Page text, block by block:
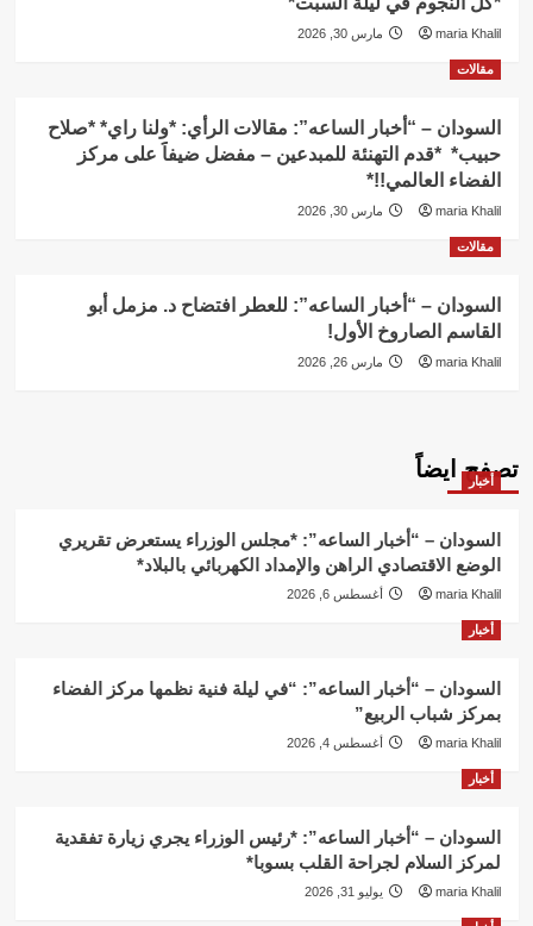
maria Khalil مارس 30, 2026
مقالات
السودان – “أخبار الساعه”: مقالات الرأي: *ولنا راي* *صلاح
حبيب* *قدم التهنئة للمبدعين – مفضل ضيفاََ على مركز
الفضاء العالمي!!*
maria Khalil مارس 30, 2026
مقالات
السودان – “أخبار الساعه”: للعطر افتضاح د. مزمل أبو
القاسم الصاروخ الأول!
maria Khalil مارس 26, 2026
تصفح ايضاً
أخبار
السودان – “أخبار الساعه”: *مجلس الوزراء يستعرض تقريري
الوضع الاقتصادي الراهن والإمداد الكهربائي بالبلاد*
maria Khalil أغسطس 6, 2026
أخبار
السودان – “أخبار الساعه”: “في ليلة فنية نظمها مركز الفضاء
بمركز شباب الربيع”
maria Khalil أغسطس 4, 2026
أخبار
السودان – “أخبار الساعه”: *رئيس الوزراء يجري زيارة تفقدية
لمركز السلام لجراحة القلب بسوبا*
maria Khalil يوليو 31, 2026